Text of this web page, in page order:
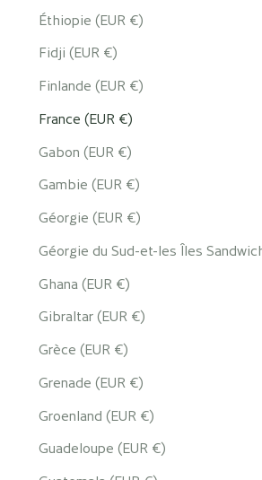
Éthiopie (EUR €)
Fidji (EUR €)
Finlande (EUR €)
France (EUR €)
Gabon (EUR €)
Gambie (EUR €)
Géorgie (EUR €)
Géorgie du Sud-et-les Îles
Ghana (EUR €)
Gibraltar (EUR €)
Grèce (EUR €)
Grenade (EUR €)
Groenland (EUR €)
Guadeloupe (EUR €)